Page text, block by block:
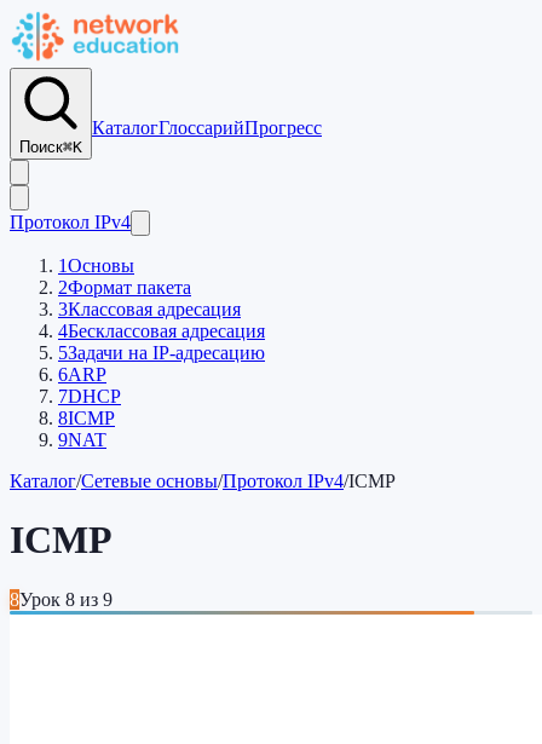
Поиск⌘K
КаталогГлоссарийПрогресс
Протокол IPv4
1Основы
2Формат пакета
3Классовая адресация
4Бесклассовая адресация
5Задачи на IP-адресацию
6ARP
7DHCP
8ICMP
9NAT
Каталог/Сетевые основы/Протокол IPv4/ICMP
ICMP
8Урок 8 из 9